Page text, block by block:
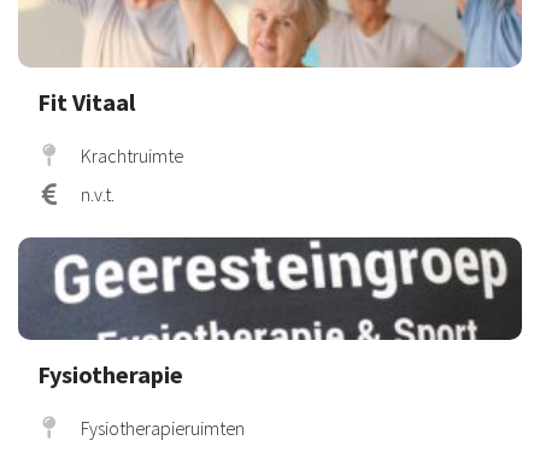
Fit Vitaal
Krachtruimte
n.v.t.
Fysiotherapie
Fysiotherapieruimten